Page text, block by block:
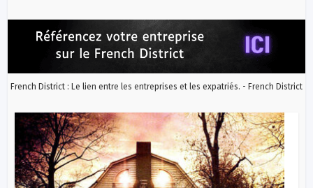
French District : Le lien entre les entreprises et les expatriés. - French District